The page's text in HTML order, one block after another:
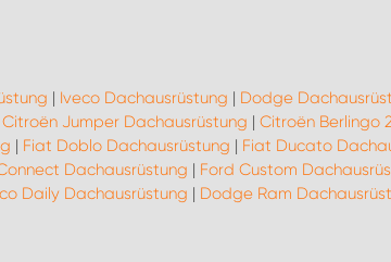
| Iveco Dachausrüstung | Dodge
Citroën Jumper Dachausrüstung | Citroën Berlingo
| Fiat Doblo Dachausrüstung | Fiat Ducato
Dachausrüstung | Ford Custom
Daily Dachausrüstung | Dodge Ram